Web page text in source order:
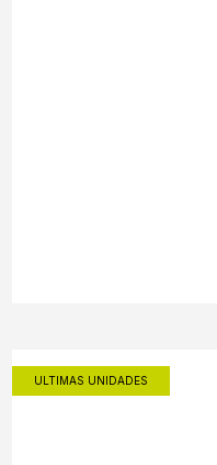
ULTIMAS UNIDADES